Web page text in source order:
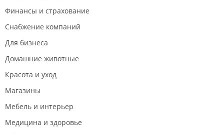
Финансы и страхование
Снабжение компаний
Для бизнеса
Домашние животные
Красота и уход
Магазины
Мебель и интерьер
Медицина и здоровье